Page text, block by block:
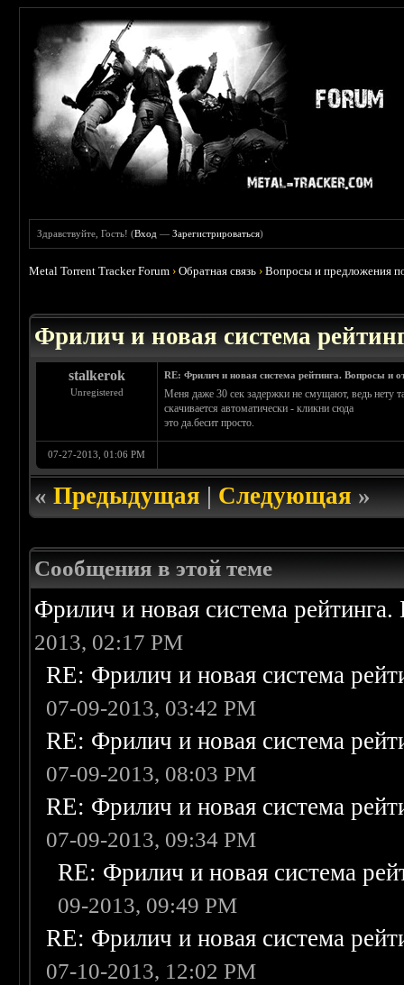
Здравствуйте, Гость! (Вход —Зарегистрироваться)
Metal Torrent Tracker Forum ›Обратная связь ›Вопросы и предложения
Фрилич и новая система
stalkerok
Unregistered
RE: Фрилич и новая система рейтинга. Вопросы и
Меня даже 30 сек задержки не смущают, ведь нету
скачивается автоматически - кликни сюда
это да.бесит просто.
07-27-2013, 01:06 PM
«Предыдущая|Следующая»
Сообщения в этой теме
Фрилич и новая система
2013, 02:17 PM
RE: Фрилич и новая система
07-09-2013, 03:42 PM
RE: Фрилич и новая система
07-09-2013, 08:03 PM
RE: Фрилич и новая система
07-09-2013, 09:34 PM
RE: Фрилич и новая система
09-2013, 09:49 PM
RE: Фрилич и новая система
07-10-2013, 12:02 PM